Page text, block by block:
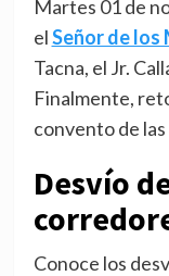
Martes 01 de
elSeñor de los
Tacna, el Jr.
Finalmente,
convento de
Desvío
Conoce los